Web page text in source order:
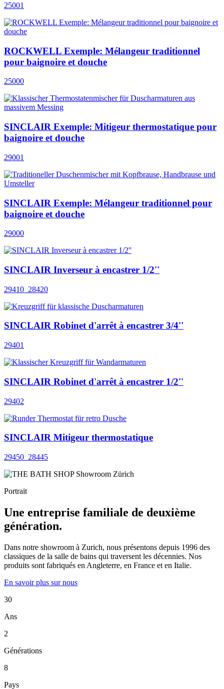
25001
ROCKWELL Exemple: Mélangeur traditionnel
pour baignoire et douche
25000
SINCLAIR Exemple: Mitigeur thermostatique pour
baignoire et douche
29001
SINCLAIR Exemple: Mélangeur traditionnel pour
baignoire et douche
29000
SINCLAIR Inverseur à encastrer 1/2''
29410_28420
SINCLAIR Robinet d'arrêt à encastrer 3/4''
29401
SINCLAIR Robinet d'arrêt à encastrer 1/2''
29402
SINCLAIR Mitigeur thermostatique
29450_28445
Portrait
Une entreprise familiale de deuxième
génération.
Dans notre showroom à Zurich, nous présentons depuis 1996 des
classiques de la salle de bains qui traversent les décennies. Nos
produits sont fabriqués en Angleterre, en France et en Italie.
En savoir plus sur nous
30
Ans
2
Générations
8
Pays